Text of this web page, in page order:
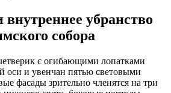
убранство
собора
с огибающими лопатками
оси и увенчан пятью световыми
фасады зрительно членятся на три